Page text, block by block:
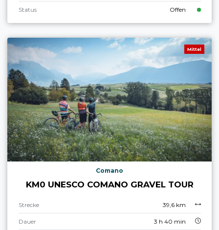
Status Offen
Mittel
Comano
KM0 UNESCO COMANO GRAVEL TOUR
Strecke 39,6 km
Dauer 3 h 40 min